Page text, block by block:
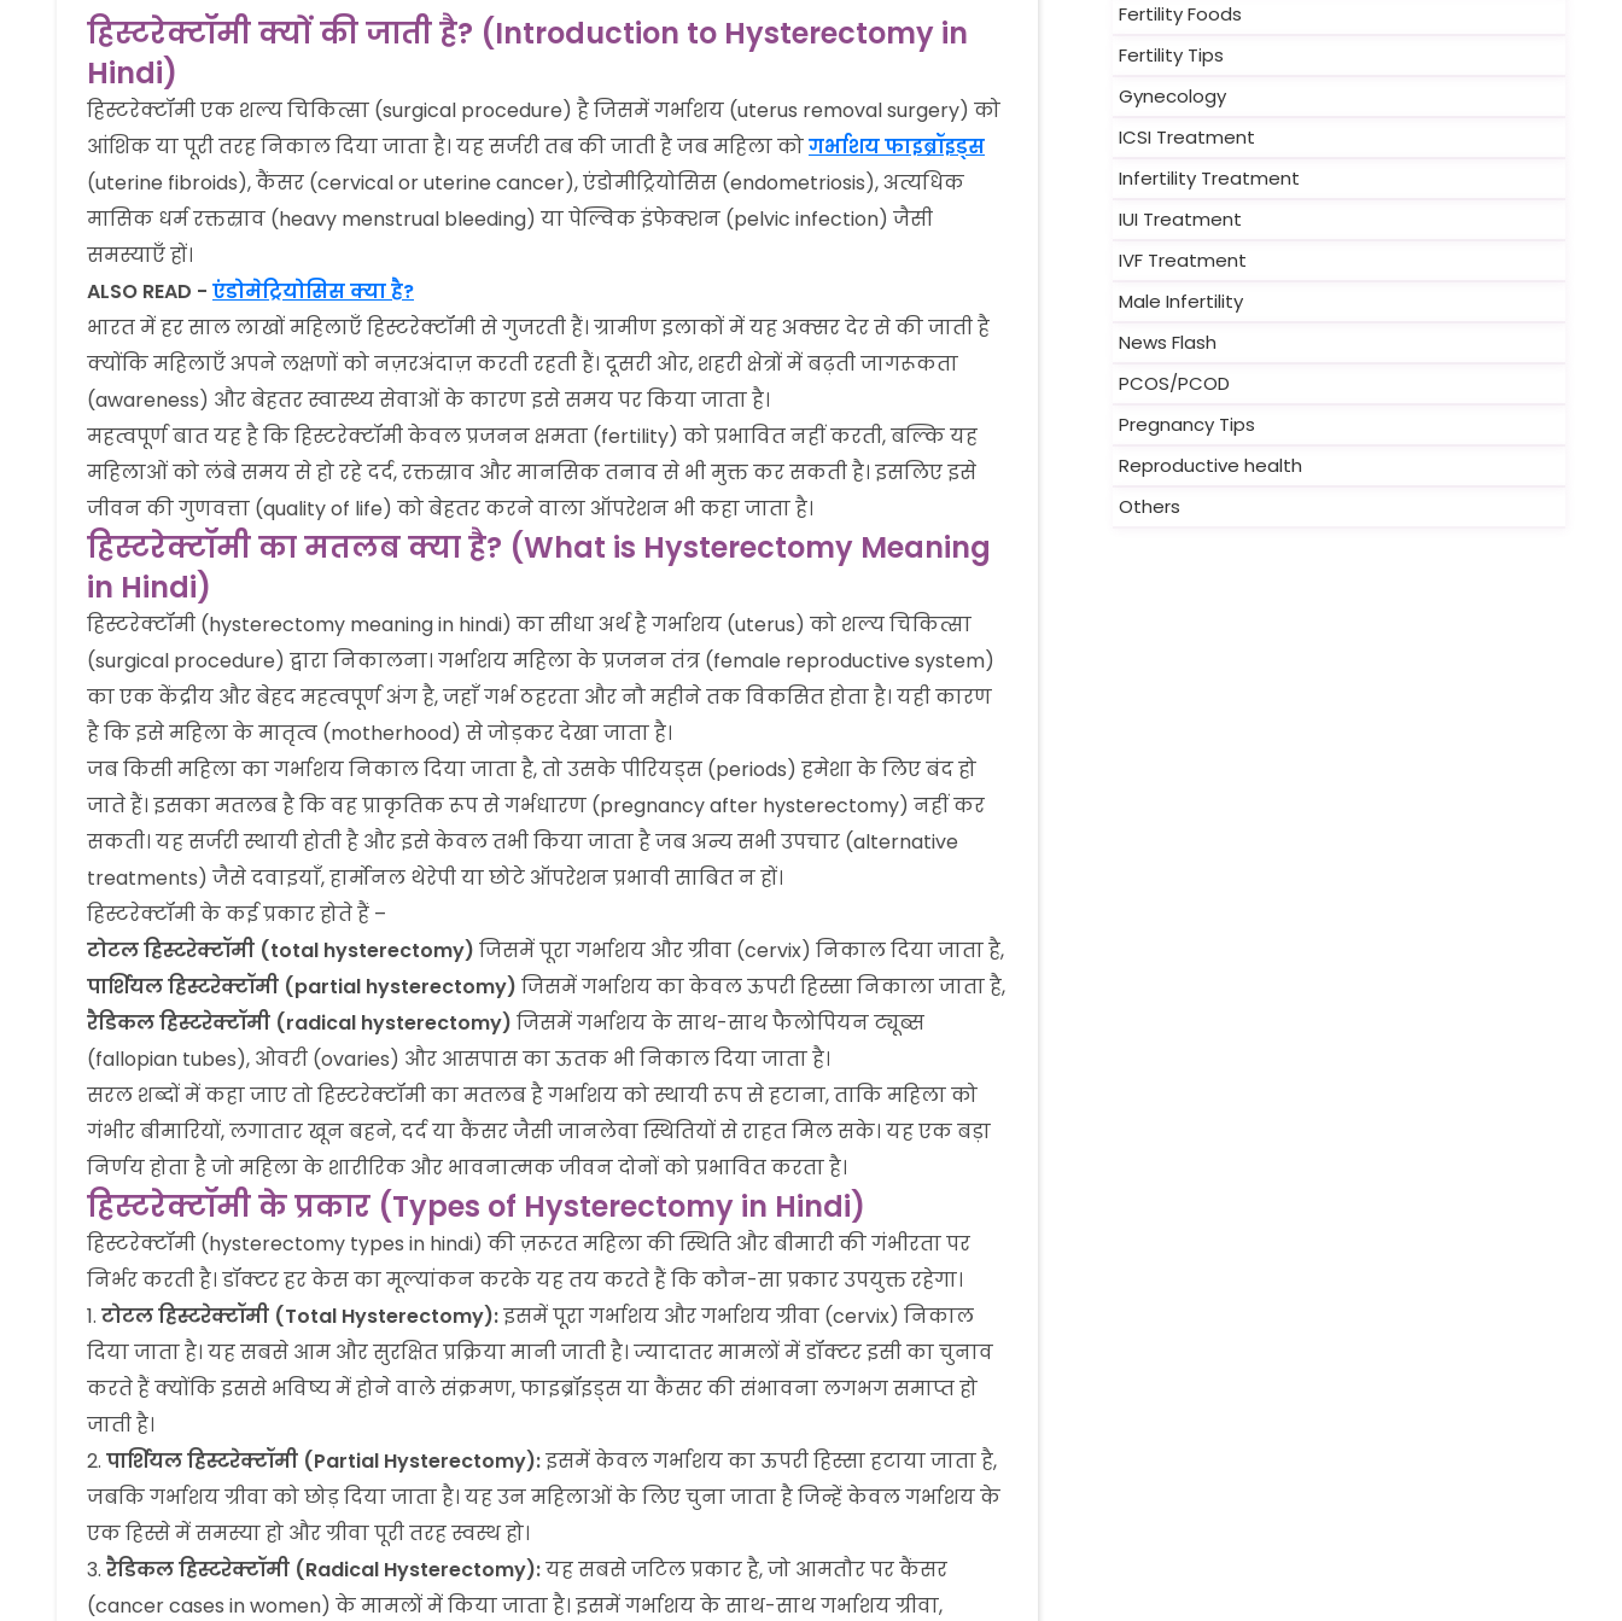
हिस्टरेक्टॉमी क्यों की जाती है? (Introduction to Hysterectomy in
Hindi)
हिस्टरेक्टॉमी एक शल्य चिकित्सा (surgical procedure) है जिसमें गर्भाशय (uterus removal surgery) को
आंशिक या पूरी तरह निकाल दिया जाता है। यह सर्जरी तब की जाती है जब महिला कोगर्भाशय फाइब्रॉइड्स
(uterine fibroids), कैंसर (cervical or uterine cancer), एंडोमीट्रियोसिस (endometriosis), अत्यधिक
मासिक धर्म रक्तस्राव (heavy menstrual bleeding) या पेल्विक इंफेक्शन (pelvic infection) जैसी
समस्याएँ हों।
ALSO READ - एंडोमेट्रियोसिस क्या है?
भारत में हर साल लाखों महिलाएँ हिस्टरेक्टॉमी से गुजरती हैं। ग्रामीण इलाकों में यह अक्सर देर से की जाती है
क्योंकि महिलाएँ अपने लक्षणों को नज़रअंदाज़ करती रहती हैं। दूसरी ओर, शहरी क्षेत्रों में बढ़ती जागरूकता
(awareness) और बेहतर स्वास्थ्य सेवाओं के कारण इसे समय पर किया जाता है।
महत्वपूर्ण बात यह है कि हिस्टरेक्टॉमी केवल प्रजनन क्षमता (fertility) को प्रभावित नहीं करती, बल्कि यह
महिलाओं को लंबे समय से हो रहे दर्द, रक्तस्राव और मानसिक तनाव से भी मुक्त कर सकती है। इसलिए इसे
जीवन की गुणवत्ता (quality of life) को बेहतर करने वाला ऑपरेशन भी कहा जाता है।
हिस्टरेक्टॉमी का मतलब क्या है? (What is Hysterectomy Meaning
in Hindi)
हिस्टरेक्टॉमी (hysterectomy meaning in hindi) का सीधा अर्थ है गर्भाशय (uterus) को शल्य चिकित्सा
(surgical procedure) द्वारा निकालना। गर्भाशय महिला के प्रजनन तंत्र (female reproductive system)
का एक केंद्रीय और बेहद महत्वपूर्ण अंग है, जहाँ गर्भ ठहरता और नौ महीने तक विकसित होता है। यही कारण
है कि इसे महिला के मातृत्व (motherhood) से जोड़कर देखा जाता है।
जब किसी महिला का गर्भाशय निकाल दिया जाता है, तो उसके पीरियड्स (periods) हमेशा के लिए बंद हो
जाते हैं। इसका मतलब है कि वह प्राकृतिक रूप से गर्भधारण (pregnancy after hysterectomy) नहीं कर
सकती। यह सर्जरी स्थायी होती है और इसे केवल तभी किया जाता है जब अन्य सभी उपचार (alternative
treatments) जैसे दवाइयाँ, हार्मोनल थेरेपी या छोटे ऑपरेशन प्रभावी साबित न हों।
हिस्टरेक्टॉमी के कई प्रकार होते हैं –
टोटल हिस्टरेक्टॉमी (total hysterectomy) जिसमें पूरा गर्भाशय और ग्रीवा (cervix) निकाल दिया जाता है,
पार्शियल हिस्टरेक्टॉमी (partial hysterectomy) जिसमें गर्भाशय का केवल ऊपरी हिस्सा निकाला जाता है,
रैडिकल हिस्टरेक्टॉमी (radical hysterectomy) जिसमें गर्भाशय के साथ-साथ फैलोपियन ट्यूब्स
(fallopian tubes), ओवरी (ovaries) और आसपास का ऊतक भी निकाल दिया जाता है।
सरल शब्दों में कहा जाए तो हिस्टरेक्टॉमी का मतलब है गर्भाशय को स्थायी रूप से हटाना, ताकि महिला को
गंभीर बीमारियों, लगातार खून बहने, दर्द या कैंसर जैसी जानलेवा स्थितियों से राहत मिल सके। यह एक बड़ा
निर्णय होता है जो महिला के शारीरिक और भावनात्मक जीवन दोनों को प्रभावित करता है।
हिस्टरेक्टॉमी के प्रकार (Types of Hysterectomy in Hindi)
हिस्टरेक्टॉमी (hysterectomy types in hindi) की ज़रूरत महिला की स्थिति और बीमारी की गंभीरता पर
निर्भर करती है। डॉक्टर हर केस का मूल्यांकन करके यह तय करते हैं कि कौन-सा प्रकार उपयुक्त रहेगा।
टोटल हिस्टरेक्टॉमी (Total Hysterectomy):इसमें पूरा गर्भाशय और गर्भाशय ग्रीवा (cervix) निकाल
दिया जाता है। यह सबसे आम और सुरक्षित प्रक्रिया मानी जाती है। ज्यादातर मामलों में डॉक्टर इसी का चुनाव
करते हैं क्योंकि इससे भविष्य में होने वाले संक्रमण, फाइब्रॉइड्स या कैंसर की संभावना लगभग समाप्त हो
जाती है।
पार्शियल हिस्टरेक्टॉमी (Partial Hysterectomy):इसमें केवल गर्भाशय का ऊपरी हिस्सा हटाया जाता है,
जबकि गर्भाशय ग्रीवा को छोड़ दिया जाता है। यह उन महिलाओं के लिए चुना जाता है जिन्हें केवल गर्भाशय के
एक हिस्से में समस्या हो और ग्रीवा पूरी तरह स्वस्थ हो।
रैडिकल हिस्टरेक्टॉमी (Radical Hysterectomy):यह सबसे जटिल प्रकार है, जो आमतौर पर कैंसर
(cancer cases in women) के मामलों में किया जाता है। इसमें गर्भाशय के साथ-साथ गर्भाशय ग्रीवा,
Fertility Foods
Fertility Tips
Gynecology
ICSI Treatment
Infertility Treatment
IUI Treatment
IVF Treatment
Male Infertility
News Flash
PCOS/PCOD
Pregnancy Tips
Reproductive health
Others